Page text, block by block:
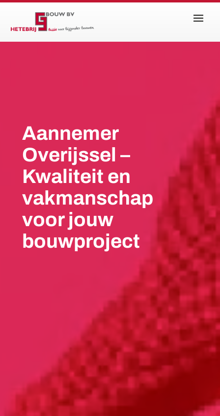
Aannemer
Overijssel –
Kwaliteit en
vakmanschap
voor jouw
bouwproject